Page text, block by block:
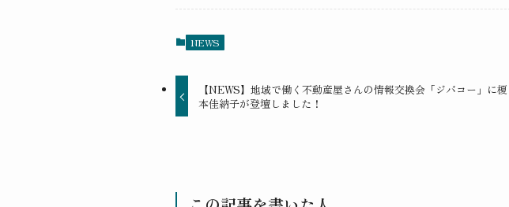
NEWS
【NEWS】地域で働く不動産屋さんの情報交換会「ジバコー」に榎
本佳納子が登壇しました！